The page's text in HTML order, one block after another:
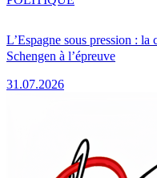
L’Espagne sous pression :
Schengen à l’épreuve
31.07.2026